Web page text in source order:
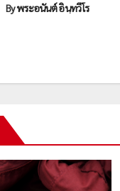
Byพระอนันต์ อินฺทวีโร